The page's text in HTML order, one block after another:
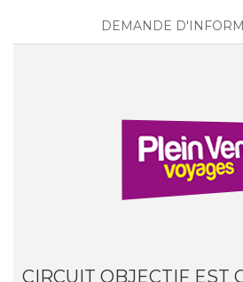
DEMANDE
CIRCUIT OBJECTIF EST